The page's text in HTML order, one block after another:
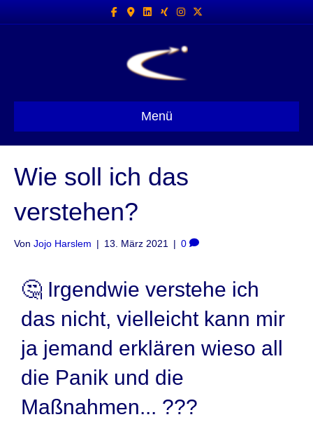
FacebookGoogle-maps
Linkedin
Xing InstagramX-twitter
Menü
Wie soll ich das
verstehen?
Von Jojo Harslem | 13. März 2021 | 0
🤔 Irgendwie verstehe ich
das nicht, vielleicht kann mir
ja jemand erklären wieso all
die Panik und die
Maßnahmen... ???